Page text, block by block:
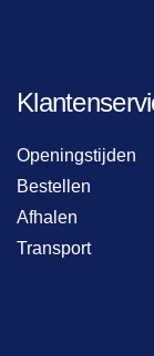
Openingstijden
Bestellen
Afhalen
Transport